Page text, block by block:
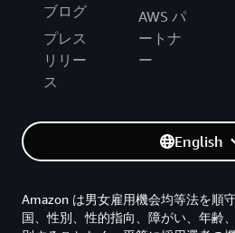
ブログ
プレス
リリー
ス
AWS パ
ートナ
ー
English
Amazon は男女雇用機会均等法を順
国、性別、性的指向、障がい、年齢